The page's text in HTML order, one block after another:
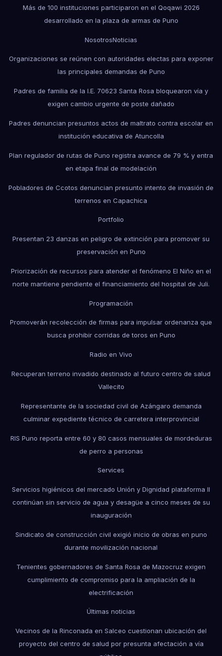
Más de 100 instituciones participaron en el Qoqawi 2026
desarrollado en la plaza de armas de Puno
NosotrosNoticias
Organizaciones se reúnen con autoridades electas para exponer
las principales demandas de Puno
Padres de familia de la I.E. 70623 Santa Rosa bloquearon vía y
exigen cambio urgente de poste dañado
Padres denuncian presuntos actos de maltrato contra escolar en
institución educativa de Atuncolla
Plan regulador de rutas de Puno registra avance de 79 % y entra
en etapa final de modelación
Pobladores de Ccotos denuncian presunto intento de invasión de
terrenos en Capachica
Portfolio
Presentan 23 danzas en peligro de extinción para promover su
preservación en Puno
Priorización de recursos para atender el fenómeno El Niño en el
norte mantiene pendiente el financiamiento del hospital de Juli.
Programación
Promoverán recolección de firmas para impulsar ordenanza que
busca prohibir corridas de toros en Puno
Radio en Vivo
Recuperan terreno invadido destinado al futuro centro de salud
Vallecito
Representante de la sociedad civil de Azángaro demanda
culminar expediente técnico de carretera interprovincial
RIS Puno reporta entre 60 y 80 casos mensuales de mordeduras
de perro a personas
Services
Servicios higiénicos del mercado Unión y Dignidad plataforma II
continúan sin servicio de agua y desagüe a cinco meses de su
inauguración
Sindicato de construcción civil exigió inicio de obras en puno
durante movilización nacional
Tenientes gobernadores de Santa Rosa de Mazocruz exigen
cumplimiento de compromiso para la ampliación de la
electrificación
Últimas noticias
Vecinos de la Rinconada en Salceo cuestionan ubicación del
proyecto del centro de salud por presunta afectación a vía